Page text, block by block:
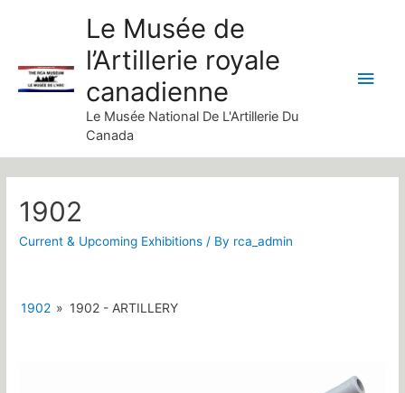
Le Musée de
l’Artillerie royale
canadienne
Le Musée National De L'Artillerie Du
Canada
Main
1902
Current & Upcoming Exhibitions / By rca_admin
1902 » 1902 - ARTILLERY